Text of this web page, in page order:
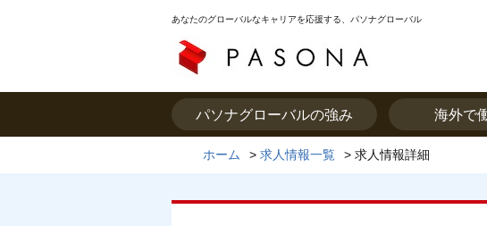
あなたのグローバルなキャリアを応援する、パソナグローバル
パソナグローバルの強み 海外で
ホーム > 求人情報一覧 > 求人情報詳細